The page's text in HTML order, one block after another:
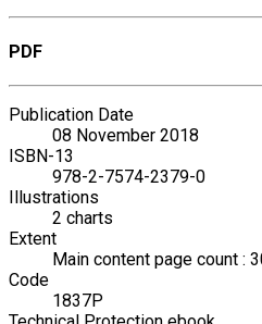
PDF
Publication Date
08 November 2018
ISBN-13
978-2-7574-2379-0
Illustrations
2 charts
Extent
Main content page count :
Code
1837P